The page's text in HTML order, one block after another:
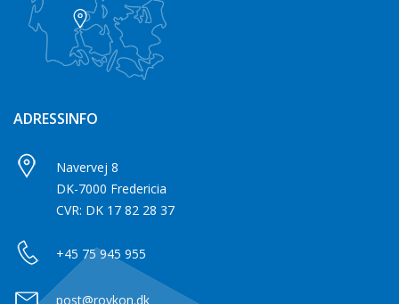
ADRESSINFO
Navervej 8
DK-7000 Fredericia
CVR: DK 17 82 28 37
+45 75 945 955
post@roykon.dk